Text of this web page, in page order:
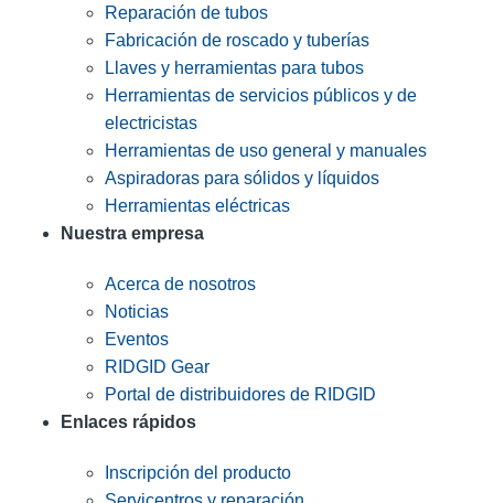
Reparación de tubos
Fabricación de roscado y tuberías
Llaves y herramientas para tubos
Herramientas de servicios públicos y de
electricistas
Herramientas de uso general y manuales
Aspiradoras para sólidos y líquidos
Herramientas eléctricas
Nuestra empresa
Acerca de nosotros
Noticias
Eventos
RIDGID Gear
Portal de distribuidores de RIDGID
Enlaces rápidos
Inscripción del producto